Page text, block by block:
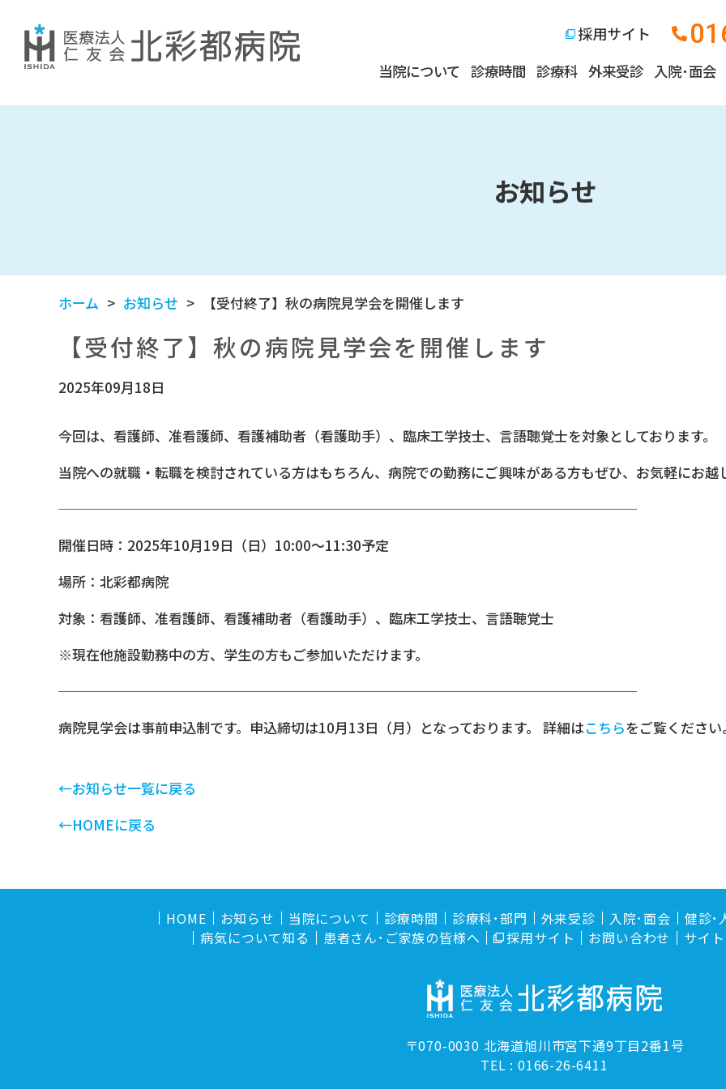
採用サイト
当院について 診療時間 診療科 外来受診 入院･面会
お知らせ
ホーム お知らせ 【受付終了】秋の病院見学会を開催します
【受付終了】秋の病院見学会を開催します
2025年09月18日
今回は、看護師、准看護師、看護補助者（看護助手）、臨床工学技士、言語聴覚士を対象としております。
当院への就職・転職を検討されている方はもちろん、病院での勤務にご興味がある方もぜひ、お気軽にお越
──────────────────────────────────────────
開催日時：2025年10月19日（日）10:00～11:30予定
場所：北彩都病院
対象：看護師、准看護師、看護補助者（看護助手）、臨床工学技士、言語聴覚士
※現在他施設勤務中の方、学生の方もご参加いただけます。
──────────────────────────────────────────
病院見学会は事前申込制です。申込締切は10月13日（月）となっております。 詳細はこちらをご覧ください。
←お知らせ一覧に戻る
←HOMEに戻る
HOME お知らせ 当院について 診療時間 診療科･部門 外来受診 入院･面会 健診･
病気について知る
患者さん･ご家族の皆様へ 採用サイト お問い合わせ サイ
〒070-0030 北海道旭川市宮下通9丁目2番1号
TEL :0166-26-6411